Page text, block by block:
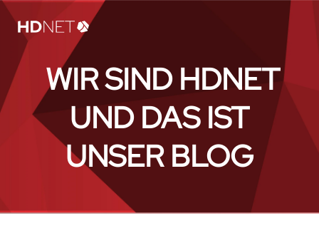
WIR SIND HDNET
UND DAS IST
UNSER BLOG